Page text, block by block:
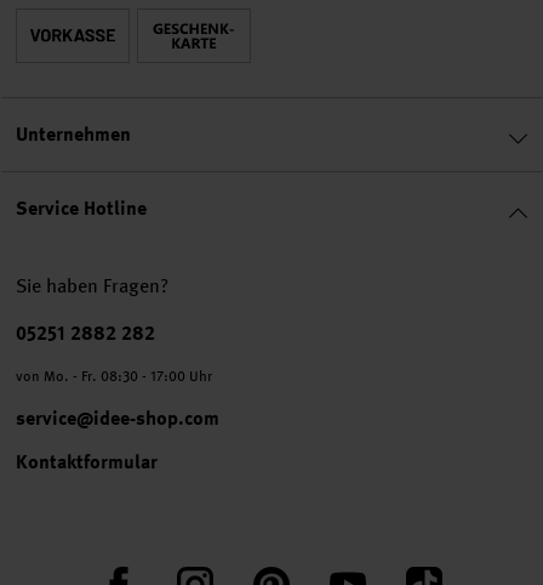
Service Hotline
Sie haben Fragen?
Telefonnummer
05251 2882 282
von Mo. - Fr. 08:30 - 17:00 Uhr
service@idee-shop.com
Kontaktformular
FacebookInstagram PinterestYouTube TikTok
Unternehmen